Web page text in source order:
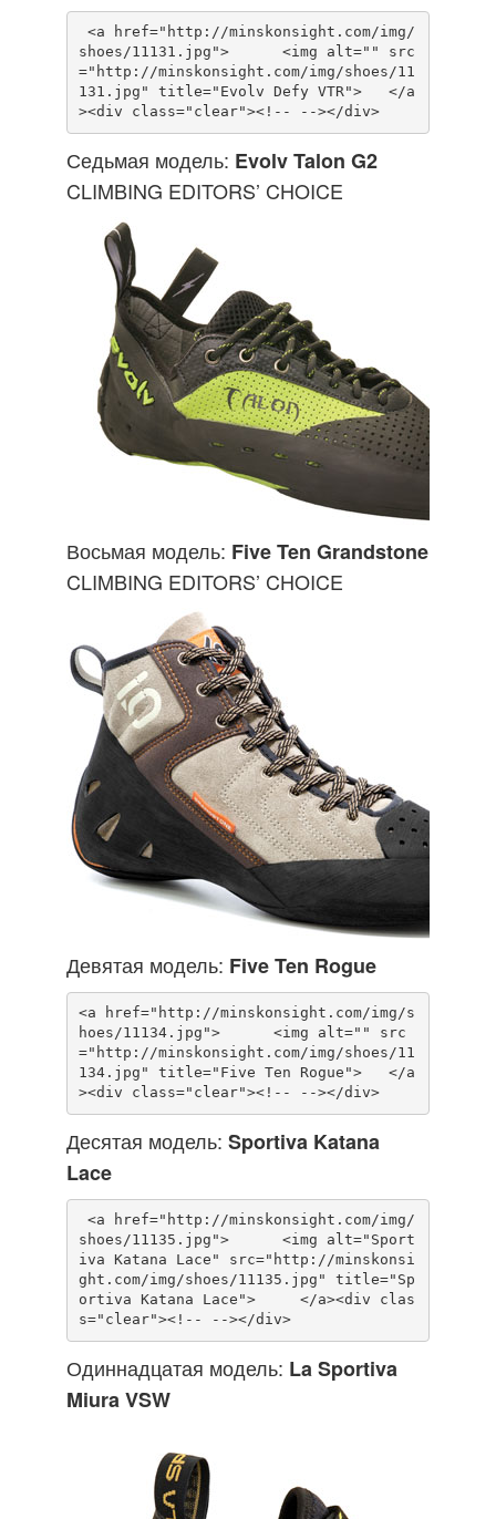
shoes/11131.jpg">      <img alt="" src
="http://minskonsight.com/img/shoes/11
131.jpg" title="Evolv Defy VTR">   </a
Седьмая модель: Evolv Talon G2
CLIMBING EDITORS’ CHOICE
Восьмая модель: Five Ten Grandstone
CLIMBING EDITORS’ CHOICE
Девятая модель: Five Ten Rogue
<a href="http://minskonsight.com/img/s
hoes/11134.jpg">      <img alt="" src
="http://minskonsight.com/img/shoes/11
134.jpg" title="Five Ten Rogue">   </a
Десятая модель: Sportiva Katana
Lace
shoes/11135.jpg">      <img alt="Sport
iva Katana Lace" src="http://minskonsi
ght.com/img/shoes/11135.jpg" title="Sp
ortiva Katana Lace">     </a><div clas
Одиннадцатая модель: La Sportiva
Miura VSW